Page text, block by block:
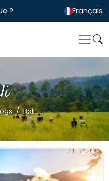
? Français
Bali